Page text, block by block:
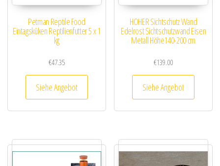
Petman Reptile Food
Eintagsküken Reptilienfutter 5 x 1
kg
€47.35
Siehe Angebot
HOHER Sichtschutz Wand
Edelrost Sichtschutzwand Eisen
Metall Höhe140-200 cm
€139.00
Siehe Angebot